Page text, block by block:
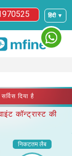
हिंदी ▼
दिया है
कॉन्ट्रास्ट की
निकटतम लैब